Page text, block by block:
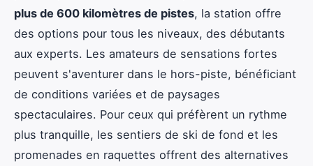
plus de 600 kilomètres de pistes, la station offre
des options pour tous les niveaux, des débutants
aux experts. Les amateurs de sensations fortes
peuvent s'aventurer dans le hors-piste, bénéficiant
de conditions variées et de paysages
spectaculaires. Pour ceux qui préfèrent un rythme
plus tranquille, les sentiers de ski de fond et les
promenades en raquettes offrent des alternatives